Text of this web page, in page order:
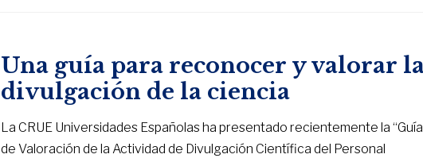
Una guía para reconocer y valorar
divulgación de la ciencia
La CRUE Universidades Españolas ha presentado recientemente la “Guía
de Valoración de la Actividad de Divulgación Científica del Personal